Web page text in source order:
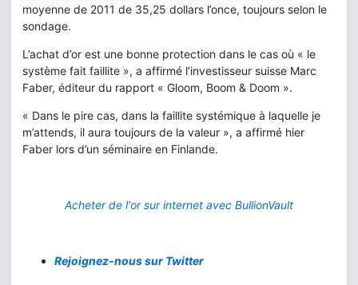
moyenne de 2011 de 35,25 dollars l’once, toujours selon le
sondage.
L’achat d’or est une bonne protection dans le cas où « le
système fait faillite », a affirmé l’investisseur suisse Marc
Faber, éditeur du rapport « Gloom, Boom & Doom ».
« Dans le pire cas, dans la faillite systémique à laquelle je
m’attends, il aura toujours de la valeur », a affirmé hier
Faber lors d’un séminaire en Finlande.
Acheter de l'or sur internet avec BullionVault
Rejoignez-nous sur Twitter